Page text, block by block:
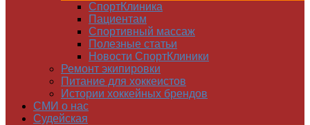
СпортКлиника
Пациентам
Спортивный массаж
Полезные статьи
Новости СпортКлиники
Ремонт экипировки
Питание для хоккеистов
Истории хоккейных брендов
СМИ о нас
Судейская